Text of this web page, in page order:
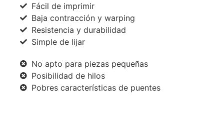
Fácil de imprimir
Baja contracción y warping
Resistencia y durabilidad
Simple de lijar
No apto para piezas pequeñas
Posibilidad de hilos
Pobres características de puentes